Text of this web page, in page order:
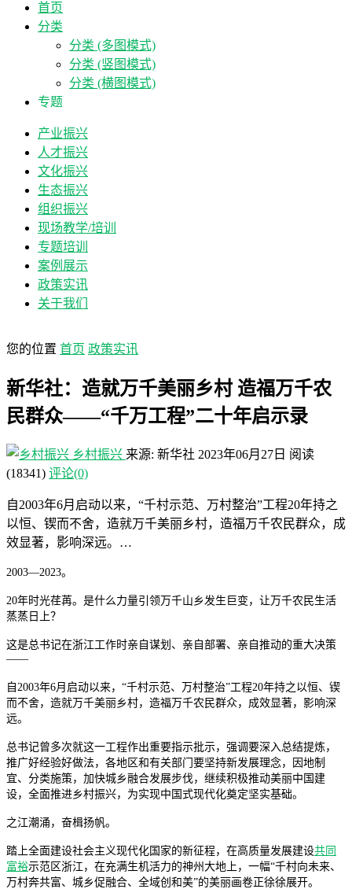
首页
分类
分类 (多图模式)
分类 (竖图模式)
分类 (横图模式)
专题
产业振兴
人才振兴
文化振兴
生态振兴
组织振兴
现场教学/培训
专题培训
案例展示
政策实讯
关于我们
您的位置 首页 政策实讯
新华社：造就万千美丽乡村 造福万千农
民群众——“千万工程”二十年启示录
乡村振兴 来源: 新华社 2023年06月27日 阅读
(18341) 评论(0)
自2003年6月启动以来，“千村示范、万村整治”工程20年持之
以恒、锲而不舍，造就万千美丽乡村，造福万千农民群众，成
效显著，影响深远。…
2003—2023。
20年时光荏苒。是什么力量引领万千山乡发生巨变，让万千农民生活
蒸蒸日上？
这是总书记在浙江工作时亲自谋划、亲自部署、亲自推动的重大决策
——
自2003年6月启动以来，“千村示范、万村整治”工程20年持之以恒、锲
而不舍，造就万千美丽乡村，造福万千农民群众，成效显著，影响深
远。
总书记曾多次就这一工程作出重要指示批示，强调要深入总结提炼，
推广好经验好做法，各地区和有关部门要坚持新发展理念，因地制
宜、分类施策，加快城乡融合发展步伐，继续积极推动美丽中国建
设，全面推进乡村振兴，为实现中国式现代化奠定坚实基础。
之江潮涌，奋楫扬帆。
踏上全面建设社会主义现代化国家的新征程，在高质量发展建设共同
富裕示范区浙江，在充满生机活力的神州大地上，一幅“千村向未来、
万村奔共富、城乡促融合、全域创和美”的美丽画卷正徐徐展开。